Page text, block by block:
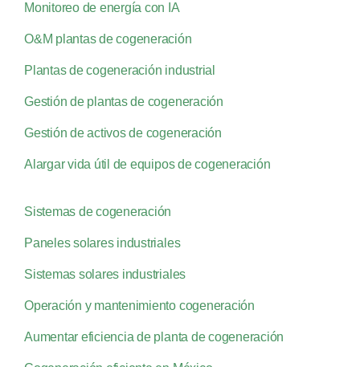
Monitoreo de energía con IA
O&M plantas de cogeneración
Plantas de cogeneración industrial
Gestión de plantas de cogeneración
Gestión de activos de cogeneración
Alargar vida útil de equipos de cogeneración
Sistemas de cogeneración
Paneles solares industriales
Sistemas solares industriales
Operación y mantenimiento cogeneración
Aumentar eficiencia de planta de cogeneración